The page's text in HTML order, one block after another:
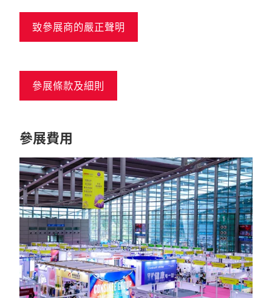
致參展商的嚴正聲明
參展條款及細則
參展費用